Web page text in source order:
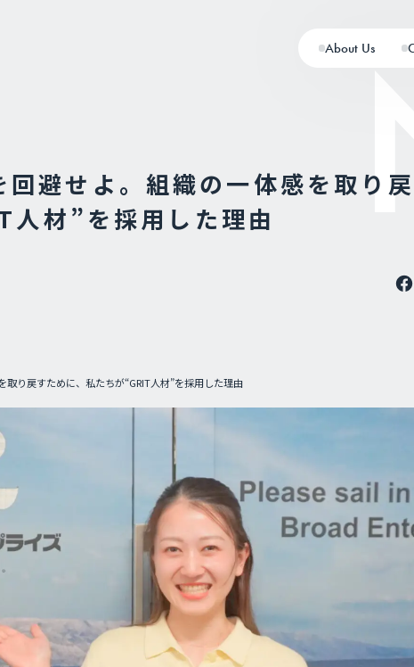
About Us
避せよ。組織の一体感を取り
人材”を採用した理由
り戻すために、私たちが“GRIT人材”を採用した理由